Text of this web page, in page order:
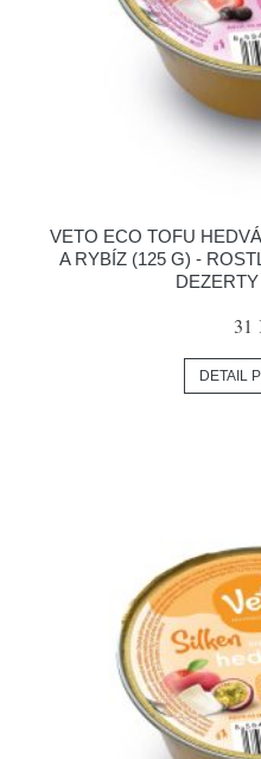
VETO ECO TOFU
A RYBÍZ (125 G) -
31
DETAIL